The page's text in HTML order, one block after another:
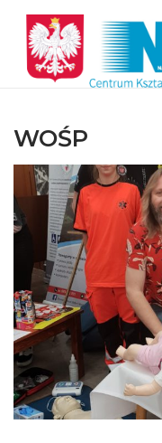
O nas
Oferta
LO SMS Talent
Strefa rodzica
Strefa ucznia
WOŚP